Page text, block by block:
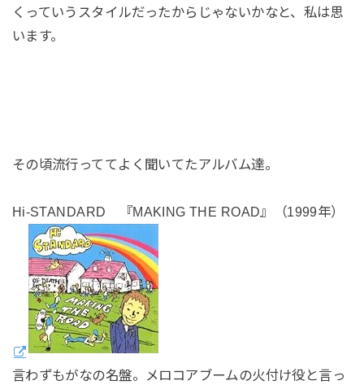
くっていうスタイルだったからじゃないかなと、私は思
います。
その頃流行っててよく聞いてたアルバム達。
Hi-STANDARD 『MAKING THE ROAD』（1999年）
言わずもがなの名盤。メロコアブームの火付け役と言っ